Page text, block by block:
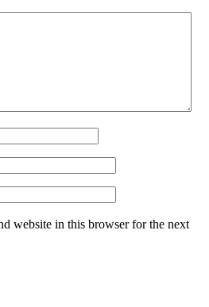
website in this browser for the next